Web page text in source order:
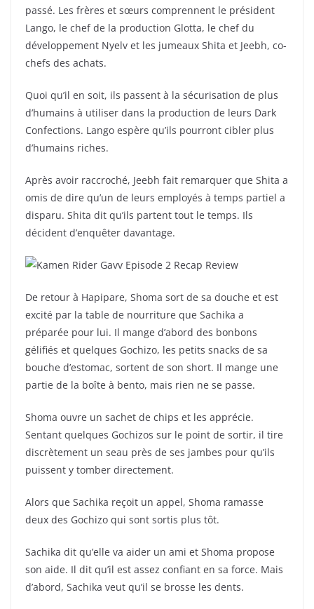
passé. Les frères et sœurs comprennent le président
Lango, le chef de la production Glotta, le chef du
développement Nyelv et les jumeaux Shita et Jeebh, co-
chefs des achats.
Quoi qu’il en soit, ils passent à la sécurisation de plus
d’humains à utiliser dans la production de leurs Dark
Confections. Lango espère qu’ils pourront cibler plus
d’humains riches.
Après avoir raccroché, Jeebh fait remarquer que Shita a
omis de dire qu’un de leurs employés à temps partiel a
disparu. Shita dit qu’ils partent tout le temps. Ils
décident d’enquêter davantage.
De retour à Hapipare, Shoma sort de sa douche et est
excité par la table de nourriture que Sachika a
préparée pour lui. Il mange d’abord des bonbons
gélifiés et quelques Gochizo, les petits snacks de sa
bouche d’estomac, sortent de son short. Il mange une
partie de la boîte à bento, mais rien ne se passe.
Shoma ouvre un sachet de chips et les apprécie.
Sentant quelques Gochizos sur le point de sortir, il tire
discrètement un seau près de ses jambes pour qu’ils
puissent y tomber directement.
Alors que Sachika reçoit un appel, Shoma ramasse
deux des Gochizo qui sont sortis plus tôt.
Sachika dit qu’elle va aider un ami et Shoma propose
son aide. Il dit qu’il est assez confiant en sa force. Mais
d’abord, Sachika veut qu’il se brosse les dents.